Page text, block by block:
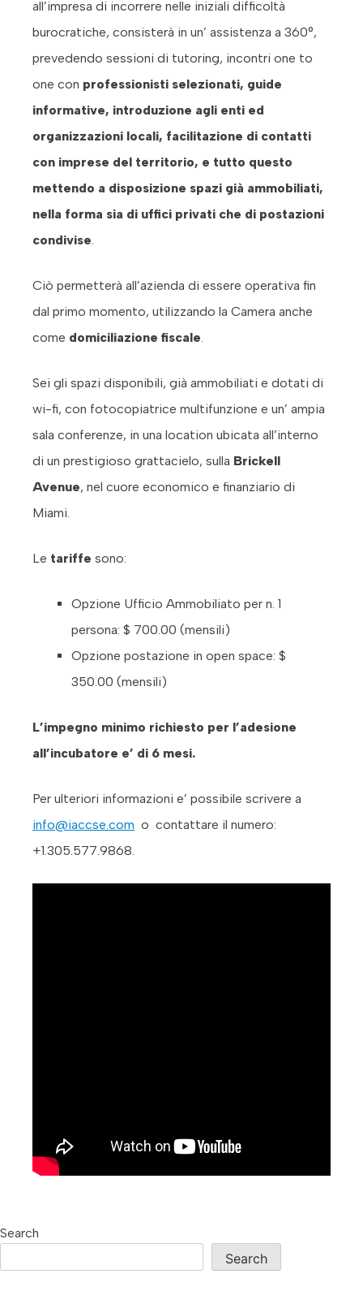
all’impresa di incorrere nelle iniziali difficoltà
burocratiche, consisterà in un’ assistenza a 360°,
prevedendo sessioni di tutoring, incontri one to
one con professionisti selezionati, guide
informative, introduzione agli enti ed
organizzazioni locali, facilitazione di contatti
con imprese del territorio, e tutto questo
mettendo a disposizione spazi già ammobiliati,
nella forma sia di uffici privati che di postazioni
condivise.
Ciò permetterà all’azienda di essere operativa fin
dal primo momento, utilizzando la Camera anche
come domiciliazione fiscale.
Sei gli spazi disponibili, già ammobiliati e dotati di
wi-fi, con fotocopiatrice multifunzione e un’ ampia
sala conferenze, in una location ubicata all’interno
di un prestigioso grattacielo, sulla Brickell
Avenue, nel cuore economico e finanziario di
Miami.
Le tariffe sono:
Opzione Ufficio Ammobiliato per n. 1
persona: $ 700.00 (mensili)
Opzione postazione in open space: $
350.00 (mensili)
L’impegno minimo richiesto per l’adesione
all’incubatore e’ di 6 mesi.
Per ulteriori informazioni e’ possibile scrivere a
info@iaccse.com o contattare il numero:
+1.305.577.9868.
Search
Search